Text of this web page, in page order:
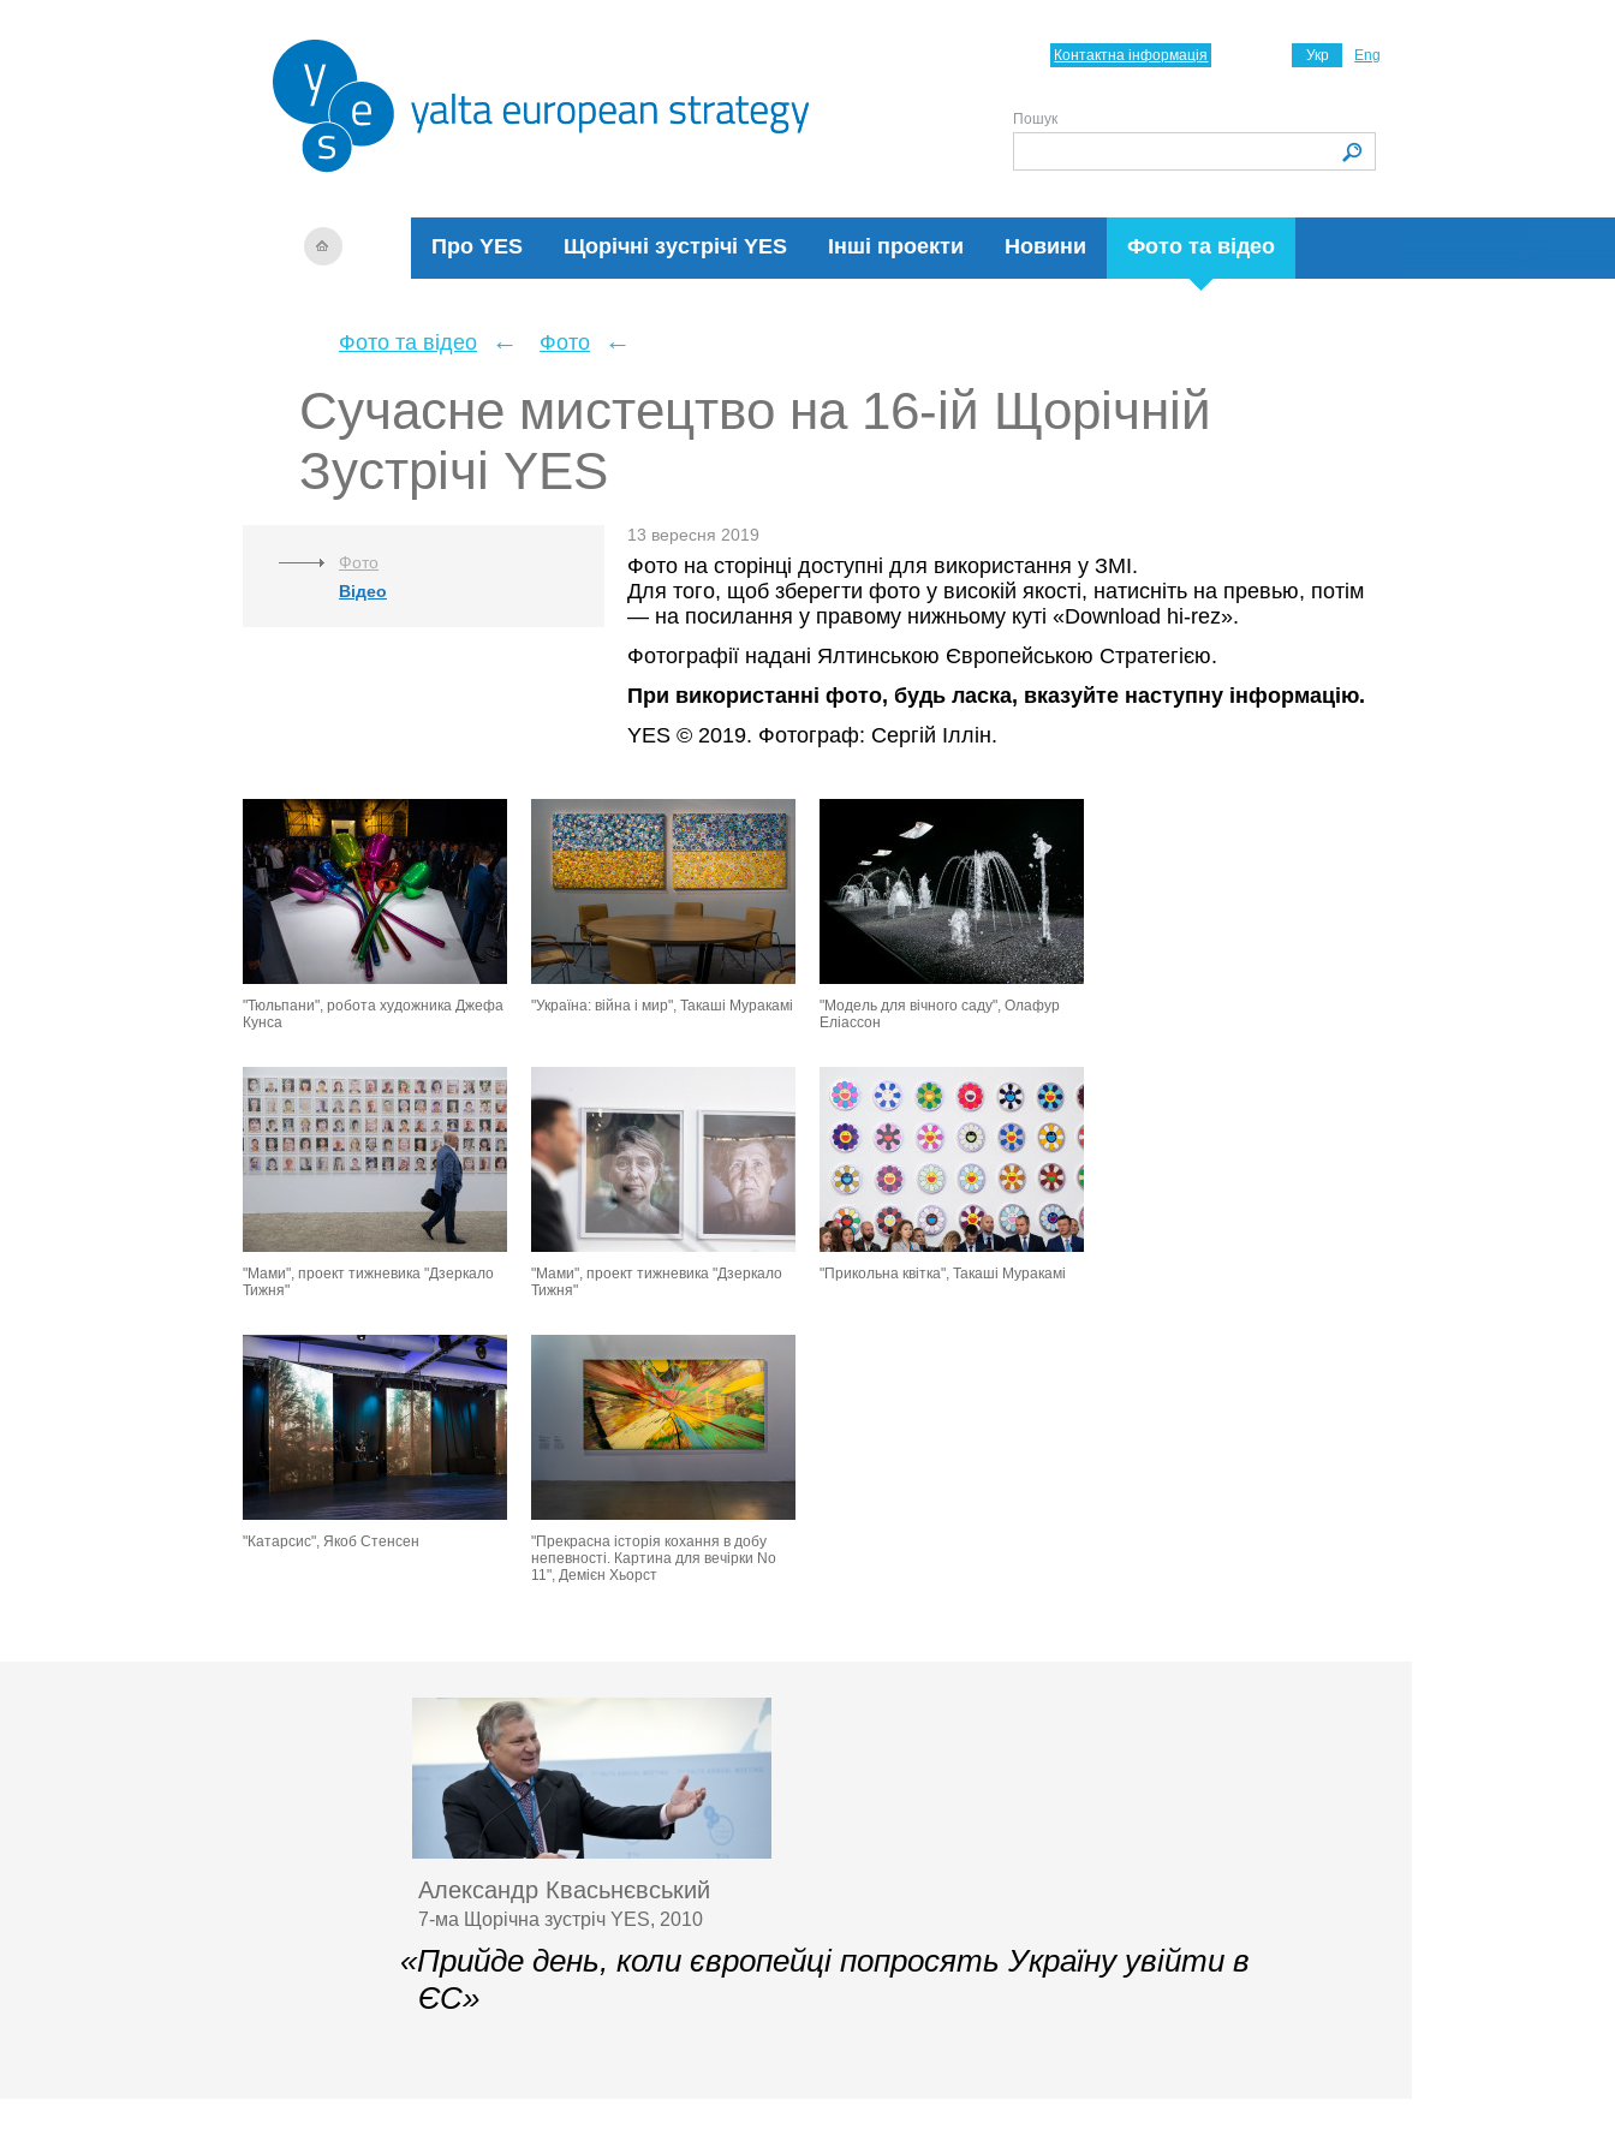
Про YES Щорічні зустрічі YES Інші проекти Новини Фото та відео
Укр Eng
Контактна інформація
Пошук
Фото та відео ← Фото ←
Cучасне мистецтво на 16-ій Щорічній
Зустрічі YES
Фото
Відео
13 вересня 2019
Фото на сторінці доступні для використання у ЗМІ.
Для того, щоб зберегти фото у високій якості, натисніть на превью, потім
— на посилання у правому нижньому куті «Download hi-rez».
Фотографії надані Ялтинською Європейською Стратегією.
При використанні фото, будь ласка, вказуйте наступну інформацію.
YES © 2019. Фотограф: Сергій Іллін.
"Тюльпани", робота художника Джефа
Кунса
"Україна: війна і мир", Такаші Муракамі
"Модель для вічного саду", Олафур
Еліассон
"Мами", проект тижневика "Дзеркало
Тижня"
"Мами", проект тижневика "Дзеркало
Тижня"
"Прикольна квітка", Такаші Муракамі
"Катарсис", Якоб Стенсен
"Прекрасна історія кохання в добу
непевності. Картина для вечірки No
11", Демієн Хьорст
Александр Квасьнєвський
7-ма Щорічна зустріч YES, 2010
«Прийде день, коли європейці попросять Україну увійти в
ЄС»